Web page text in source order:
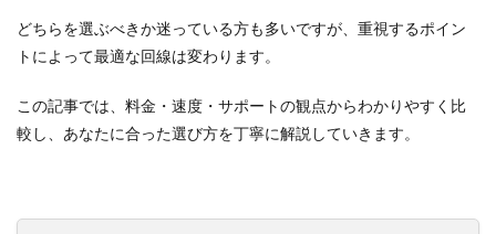
どちらを選ぶべきか迷っている方も多いですが、重視するポイン
トによって最適な回線は変わります。
この記事では、料金・速度・サポートの観点からわかりやすく比
較し、あなたに合った選び方を丁寧に解説していきます。